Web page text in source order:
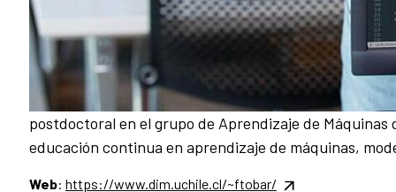
postdoctoral en el grupo de Aprendizaje de
educación continua en aprendizaje de máquinas,
Web: https://www.dim.uchile.cl/~ftobar/